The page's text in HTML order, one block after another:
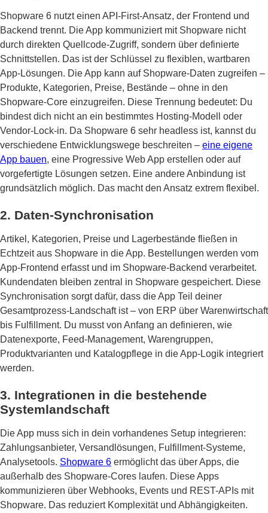
Shopware 6 nutzt einen API-First-Ansatz, der Frontend und
Backend trennt. Die App kommuniziert mit Shopware nicht
durch direkten Quellcode-Zugriff, sondern über definierte
Schnittstellen. Das ist der Schlüssel zu flexiblen, wartbaren
App-Lösungen. Die App kann auf Shopware-Daten zugreifen –
Produkte, Kategorien, Preise, Bestände – ohne in den
Shopware-Core einzugreifen. Diese Trennung bedeutet: Du
bindest dich nicht an ein bestimmtes Hosting-Modell oder
Vendor-Lock-in. Da Shopware 6 sehr headless ist, kannst du
verschiedene Entwicklungswege beschreiten – eine eigene
App bauen, eine Progressive Web App erstellen oder auf
vorgefertigte Lösungen setzen. Eine andere Anbindung ist
grundsätzlich möglich. Das macht den Ansatz extrem flexibel.
2. Daten-Synchronisation
Artikel, Kategorien, Preise und Lagerbestände fließen in
Echtzeit aus Shopware in die App. Bestellungen werden vom
App-Frontend erfasst und im Shopware-Backend verarbeitet.
Kundendaten bleiben zentral in Shopware gespeichert. Diese
Synchronisation sorgt dafür, dass die App Teil deiner
Gesamtprozess-Landschaft ist – von ERP über Warenwirtschaft
bis Fulfillment. Du musst von Anfang an definieren, wie
Datenexporte, Feed-Management, Warengruppen,
Produktvarianten und Katalogpflege in die App-Logik integriert
werden.
3. Integrationen in die bestehende
Systemlandschaft
Die App muss sich in dein vorhandenes Setup integrieren:
Zahlungsanbieter, Versandlösungen, Fulfillment-Systeme,
Analysetools. Shopware 6 ermöglicht das über Apps, die
außerhalb des Shopware-Cores laufen. Diese Apps
kommunizieren über Webhooks, Events und REST-APIs mit
Shopware. Das reduziert Komplexität und Abhängigkeiten.